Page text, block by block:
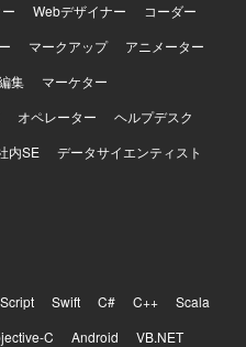
Webデザイナー
コーダー
マークアップ
アニメーター
集
マーケター
オペレーター
ヘルプデスク
内SE
データサイエンティスト
Swift C# C++
Scala
C Android
VB.NET